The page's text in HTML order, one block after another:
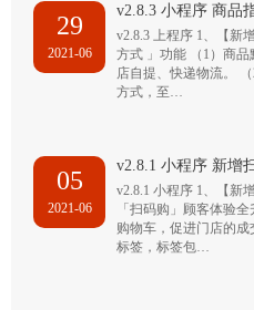
29
2021-06
v2.8.3 小程序 商品
v2.8.3 上程序 1、【新
方式 」功能 （1）商
店自提、快递物流。
方式，至…
05
2021-06
v2.8.1 小程序 新增
v2.8.1 小程序 1、【新
「扫码购」顾客体验
购物车，促进门店的
标签，标签包…